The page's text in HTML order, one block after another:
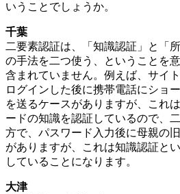
いうことでしょうか。
千葉
二要素認証は、「知識認証」と「
の手法を二つ使う、ということを
含まれていません。例えば、サイ
ログインした後に携帯電話にショ
を送るケースがありますが、これ
ードの知識を認証しているので、
方で、パスワード入力後に母親の
がありますが、これは知識認証と
していることになります。
大津